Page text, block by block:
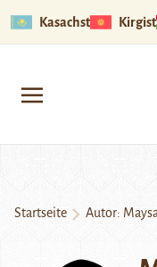
Kasachstan
Startseite Autor: